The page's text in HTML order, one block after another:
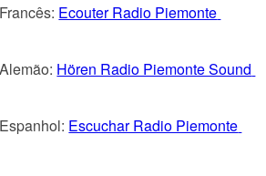
Ecouter Radio Piemonte
Hören Radio Piemonte Sound
Escuchar Radio Piemonte